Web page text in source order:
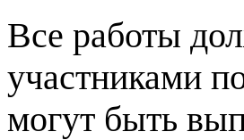
Все работы
участниками
могут быть